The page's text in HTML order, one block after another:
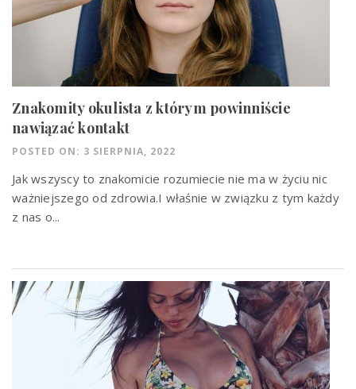
Znakomity okulista z którym powinniście
nawiązać kontakt
POSTED ON: 3 SIERPNIA, 2022
Jak wszyscy to znakomicie rozumiecie nie ma w życiu nic
ważniejszego od zdrowia.I właśnie w związku z tym każdy
z nas o...